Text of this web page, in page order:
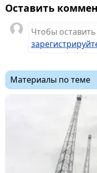
Оставить
Чтобы
Материалы по теме